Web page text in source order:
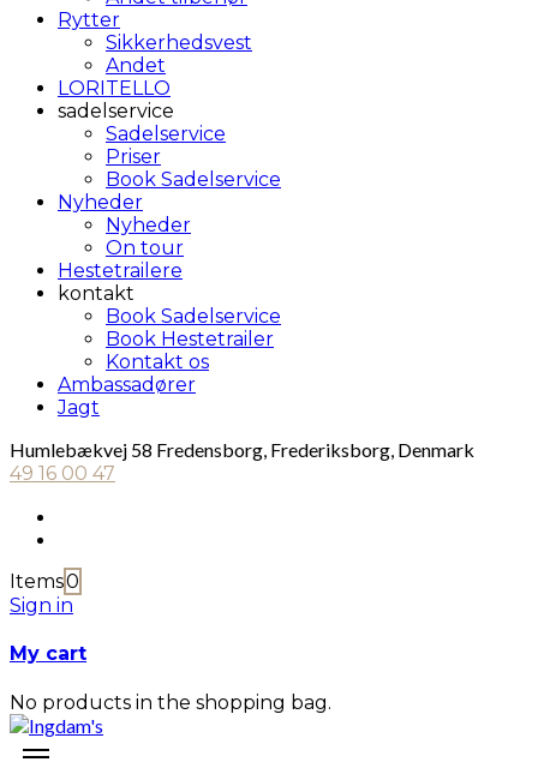
Rytter
Sikkerhedsvest
Andet
LORITELLO
sadelservice
Sadelservice
Priser
Book Sadelservice
Nyheder
Nyheder
On tour
Hestetrailere
kontakt
Book Sadelservice
Book Hestetrailer
Kontakt os
Ambassadører
Jagt
Humlebækvej 58 Fredensborg, Frederiksborg, Denmark
49 16 00 47
Items0
Sign in
My cart
No products in the shopping bag.